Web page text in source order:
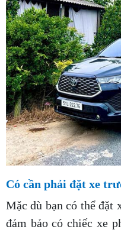
Có cần phải đặt xe
Mặc dù bạn có thể đặt
đảm bảo có chiếc xe